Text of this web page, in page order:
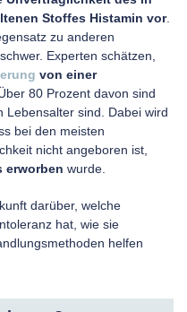
Stoffes Histamin vor.
zu anderen
Experten schätzen,
von einer
80 Prozent davon sind
Lebensalter sind. Dabei wird
bei den meisten
nicht angeboren ist,
erworben wurde.
darüber, welche
hat, wie sie
helfen